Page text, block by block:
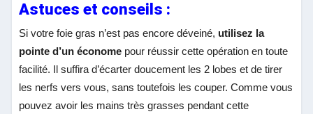
Astuces et conseils :
Si votre foie gras n’est pas encore déveiné, utilisez la
pointe d’un économe pour réussir cette opération en toute
facilité. Il suffira d’écarter doucement les 2 lobes et de tirer
les nerfs vers vous, sans toutefois les couper. Comme vous
pouvez avoir les mains très grasses pendant cette